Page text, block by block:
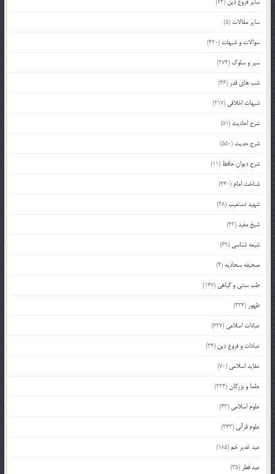
سایر مقالات (5)
سوالات و شبهات (420)
سیر و سلوک (274)
شب های قدر (46)
شبهات اخلاقی (217)
شرح احادیث (51)
شرح حدیث (550)
شرح دیوان حافظ (11)
شناخت امام (440)
شهید دستغیب(38)
شیخ مفید(42)
شیعه شناسی (69)
صحیفه سجادیه (4)
طب سنتی و گیاهی (147)
ظهور (334)
عبادات اسلامی (627)
عبادات و فروع دین (34)
عقاید اسلامی (70)
علما و بزرگان(224)
علوم اسلامی (43)
علوم قرآنی (343)
عید غدیر خم(185)
عید فطر (35)